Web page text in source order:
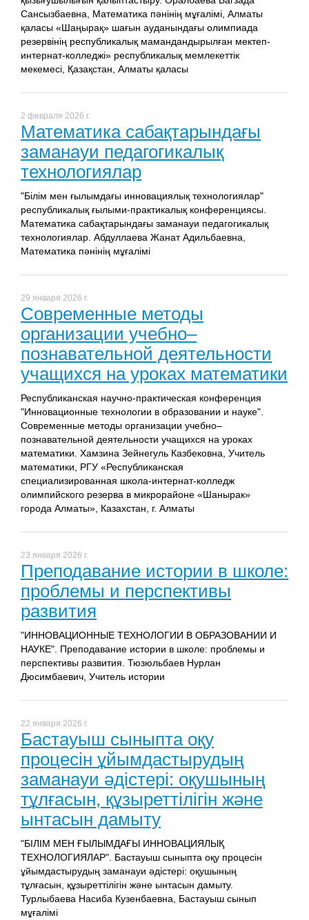
Сансызбаевна, Математика пәнінің мұғалімі, Алматы
қаласы «Шаңырақ» шағын ауданындағы олимпиада
резервінің республикалық мамандандырылған мектеп-
интернат-колледжі» республикалық мемлекеттік
мекемесі, Қазақстан, Алматы қаласы
2 февраля 2026 г.
Математика сабақтарындағы
заманауи педагогикалық
технологиялар
"Білім мен ғылымдағы инновациялық технологиялар"
республикалық ғылыми-практикалық конференциясы.
Математика сабақтарындағы заманауи педагогикалық
технологиялар. Абдуллаева Жанат Адильбаевна,
Математика пәнінің мұғалімі
29 января 2026 г.
Современные методы
организации учебно–
познавательной деятельности
учащихся на уроках математики
Республиканская научно-практическая конференция
"Инновационные технологии в образовании и науке".
Современные методы организации учебно–
познавательной деятельности учащихся на уроках
математики. Хамзина Зейнегуль Казбековна, Учитель
математики, РГУ «Республиканская
специализированная школа-интернат-колледж
олимпийского резерва в микрорайоне «Шанырак»
города Алматы», Казахстан, г. Алматы
23 января 2026 г.
Преподавание истории в школе:
проблемы и перспективы
развития
"ИННОВАЦИОННЫЕ ТЕХНОЛОГИИ В ОБРАЗОВАНИИ И
НАУКЕ". Преподавание истории в школе: проблемы и
перспективы развития. Тюзюльбаев Нурлан
Дюсимбаевич, Учитель истории
22 января 2026 г.
Бастауыш сыныпта оқу
процесін ұйымдастырудың
заманауи әдістері: оқушының
тұлғасын, құзыреттілігін және
ынтасын дамыту
"БІЛІМ МЕН ҒЫЛЫМДАҒЫ ИННОВАЦИЯЛЫҚ
ТЕХНОЛОГИЯЛАР". Бастауыш сыныпта оқу процесін
ұйымдастырудың заманауи әдістері: оқушының
тұлғасын, құзыреттілігін және ынтасын дамыту.
Турлыбаева Насиба Кузенбаевна, Бастауыш сынып
мұғалімі